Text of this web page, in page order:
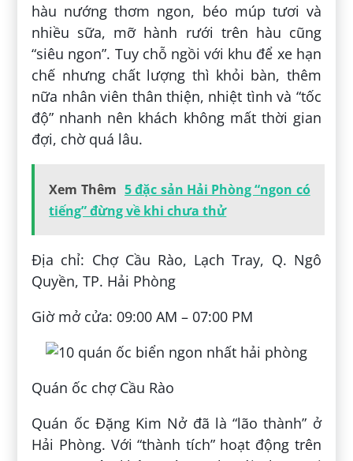
hàu nướng thơm ngon, béo múp tươi và
nhiều sữa, mỡ hành rưới trên hàu cũng
“siêu ngon”. Tuy chỗ ngồi với khu để xe hạn
chế nhưng chất lượng thì khỏi bàn, thêm
nữa nhân viên thân thiện, nhiệt tình và “tốc
độ” nhanh nên khách không mất thời gian
đợi, chờ quá lâu.
Xem Thêm 5 đặc sản Hải Phòng “ngon có
tiếng” đừng về khi chưa thử
Địa chỉ: Chợ Cầu Rào, Lạch Tray, Q. Ngô
Quyền, TP. Hải Phòng
Giờ mở cửa: 09:00 AM – 07:00 PM
Quán ốc chợ Cầu Rào
Quán ốc Đặng Kim Nở đã là “lão thành” ở
Hải Phòng. Với “thành tích” hoạt động trên